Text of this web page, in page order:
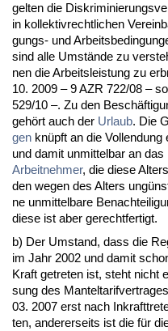
gel­ten die
in kol­lek­tiv­recht­li­chen
gungs- und
sind al­le Umstände zu
nen die Ar­beits­leis­tung zu
10. 2009 – 9 AZR 722/08 –
529/10 –. Zu den
gehört auch der Ur­laub. Die
gen knüpft an die
und da­mit un­mit­tel­bar an
Ar­beit­neh­mer, die die­se
den we­gen des Al­ters
ne un­mit­tel­ba­re
die­se ist aber ge­recht­fer­tigt.
b) Der Um­stand, dass die
im Jahr 2002 und da­mit
Kraft ge­tre­ten ist, steht nicht
sung des
03. 2007 erst nach
ten, an­de­rer­seits ist die für